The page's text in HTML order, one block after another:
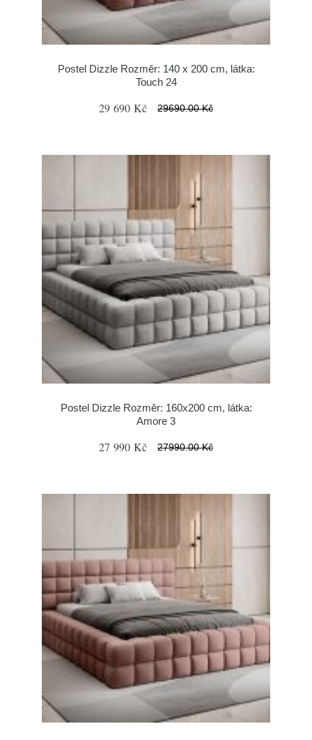
Postel Dizzle Rozměr: 140 x 200 cm, látka:
Touch 24
29 690 Kč 29690.00 Kč
Postel Dizzle Rozměr: 160x200 cm, látka:
Amore 3
27 990 Kč 27990.00 Kč